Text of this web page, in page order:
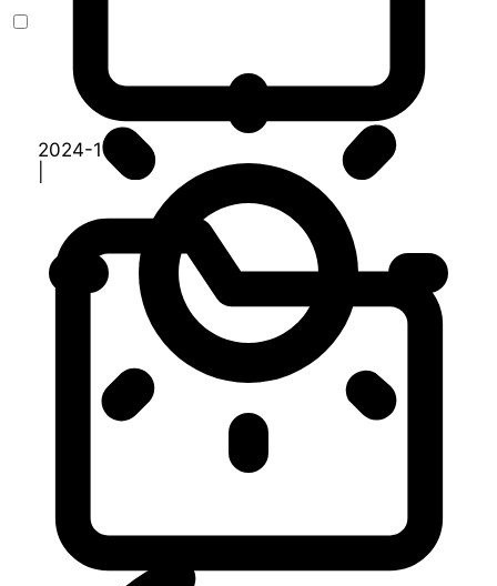
2024-11-14